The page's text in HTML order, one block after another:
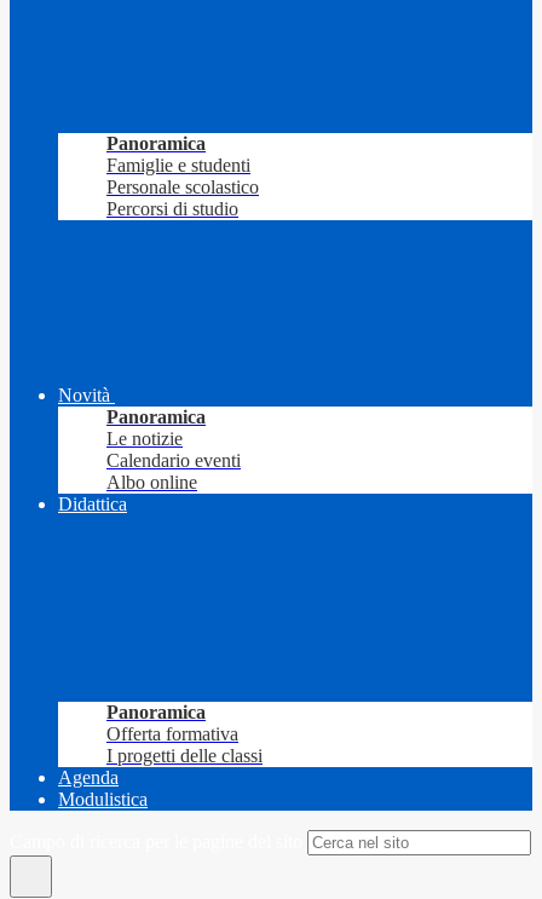
Panoramica
Famiglie e studenti
Personale scolastico
Percorsi di studio
Novità
Panoramica
Le notizie
Calendario eventi
Albo online
Didattica
Panoramica
Offerta formativa
I progetti delle classi
Agenda
Modulistica